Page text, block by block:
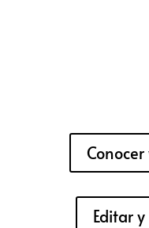
Editar